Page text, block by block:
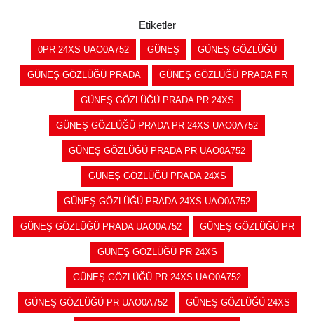
Etiketler
0PR 24XS UAO0A752 GÜNEŞ GÜNEŞ GÖZLÜĞÜ
GÜNEŞ GÖZLÜĞÜ PRADA GÜNEŞ GÖZLÜĞÜ PRADA PR
GÜNEŞ GÖZLÜĞÜ PRADA PR 24XS
GÜNEŞ GÖZLÜĞÜ PRADA PR 24XS UAO0A752
GÜNEŞ GÖZLÜĞÜ PRADA PR UAO0A752
GÜNEŞ GÖZLÜĞÜ PRADA 24XS
GÜNEŞ GÖZLÜĞÜ PRADA 24XS UAO0A752
GÜNEŞ GÖZLÜĞÜ PRADA UAO0A752 GÜNEŞ GÖZLÜĞÜ PR
GÜNEŞ GÖZLÜĞÜ PR 24XS
GÜNEŞ GÖZLÜĞÜ PR 24XS UAO0A752
GÜNEŞ GÖZLÜĞÜ PR UAO0A752 GÜNEŞ GÖZLÜĞÜ 24XS